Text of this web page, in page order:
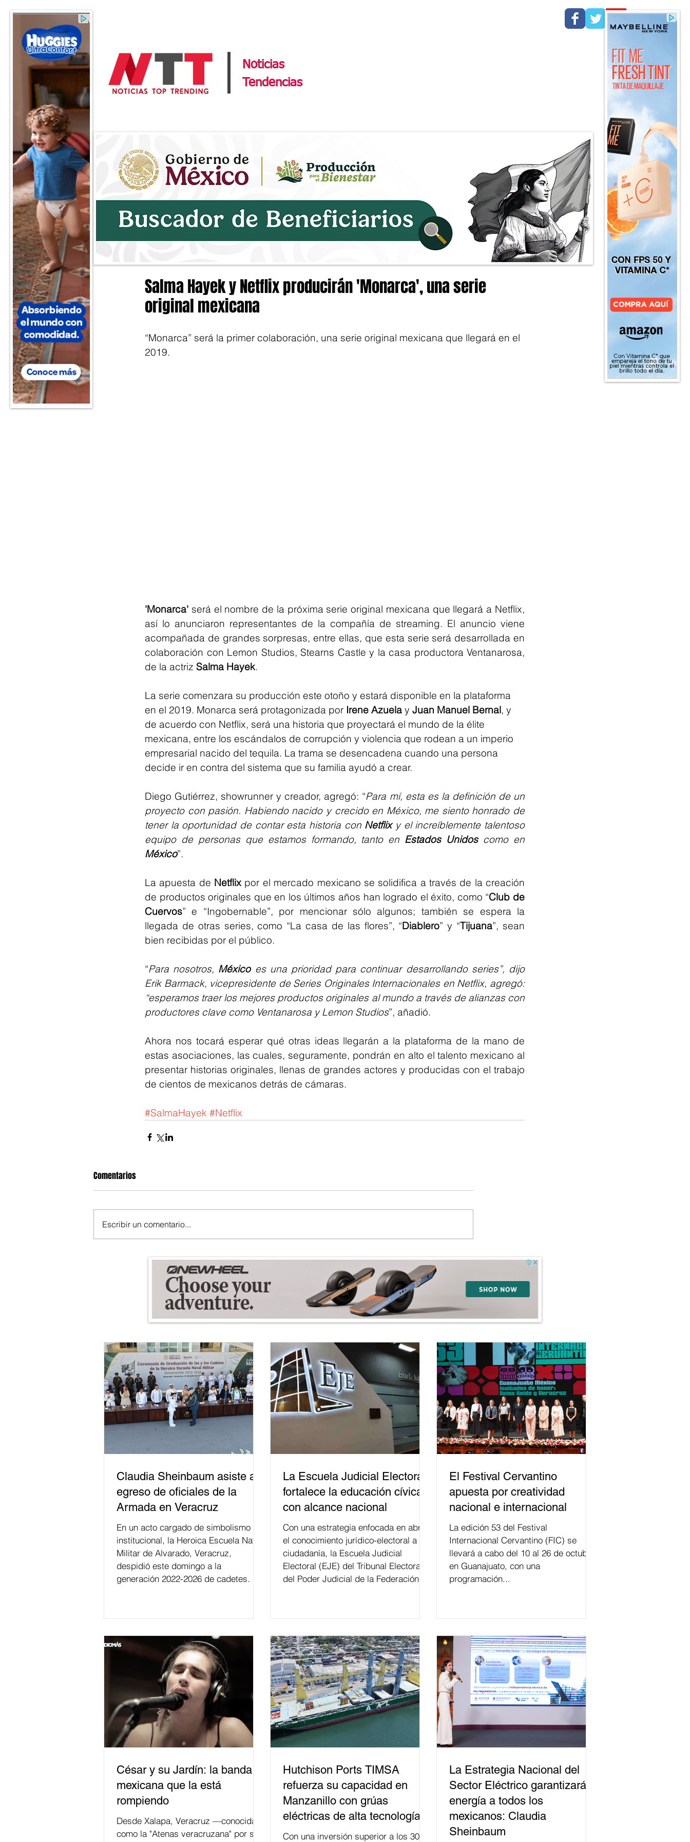
Noticias
Tendencias
Salma Hayek y Netflix producirán 'Monarca', una serie
original mexicana
“Monarca” será la primer colaboración, una serie original mexicana que llegará en el
2019.
'Monarca' será el nombre de la próxima serie original mexicana que llegará a Netflix,
así lo anunciaron representantes de la compañía de streaming. El anuncio viene
acompañada de grandes sorpresas, entre ellas, que esta serie será desarrollada en
colaboración con Lemon Studios, Stearns Castle y la casa productora Ventanarosa,
de la actriz Salma Hayek.
La serie comenzara su producción este otoño y estará disponible en la plataforma
en el 2019. Monarca será protagonizada por Irene Azuela y Juan Manuel Bernal, y
de acuerdo con Netflix, será una historia que proyectará el mundo de la élite
mexicana, entre los escándalos de corrupción y violencia que rodean a un imperio
empresarial nacido del tequila. La trama se desencadena cuando una persona
decide ir en contra del sistema que su familia ayudó a crear.
Diego Gutiérrez, showrunner y creador, agregó: “Para mí, esta es la definición de un
proyecto con pasión. Habiendo nacido y crecido en México, me siento honrado de
tener la oportunidad de contar esta historia con Netflix y el increíblemente talentoso
equipo de personas que estamos formando, tanto en Estados Unidos
México”.
La apuesta de Netflix por el mercado mexicano se solidifica a través de la creación
de productos originales que en los últimos años han logrado el éxito, como “Club de
Cuervos” e “Ingobernable”, por mencionar sólo algunos; también se espera la
llegada de otras series, como “La casa de las flores”, “Diablero” y “Tijuana”, sean
bien recibidas por el público.
“Para nosotros, México es una prioridad para continuar desarrollando series”, dijo
Erik Barmack, vicepresidente de Series Originales Internacionales en Netflix, agregó:
“esperamos traer los mejores productos originales al mundo a través de alianzas con
productores clave como Ventanarosa y Lemon Studios”, añadió.
Ahora nos tocará esperar qué otras ideas llegarán a la plataforma de la mano de
estas asociaciones, las cuales, seguramente, pondrán en alto el talento mexicano al
presentar historias originales, llenas de grandes actores y producidas con el trabajo
de cientos de mexicanos detrás de cámaras.
#SalmaHayek #Netflix
Comentarios
Escribir un comentario...
Claudia Sheinbaum asiste a
egreso de oficiales de la
Armada en Veracruz
En un acto cargado de simbolismo
institucional, la Heroica Escuela Naval
Militar de Alvarado, Veracruz,
despidió este domingo a la
generación 2022-2026 de cadetes.
La Escuela Judicial Electoral
fortalece la educación cívica
con alcance nacional
Con una estrategia enfocada en abrir
el conocimiento jurídico-electoral a la
ciudadanía, la Escuela Judicial
Electoral (EJE) del Tribunal Electoral
del Poder Judicial de la Federación ha
relacionados con la democracia y el
del papel que ha asumido la EJE en la
difusión de la justicia electoral como
un bien público. La mayor parte de las
personas capacitadas no forma
El Festival Cervantino
apuesta por creatividad
nacional e internacional
La edición 53 del Festival
Internacional Cervantino (FIC) se
llevará a cabo del 10 al 26 de octubre
en Guanajuato, con una
programación...
César y su Jardín: la banda
mexicana que la está
rompiendo
Desde Xalapa, Veracruz —conocida
como la "Atenas veracruzana" por su
Hutchison Ports TIMSA
refuerza su capacidad en
Manzanillo con grúas
eléctricas de alta tecnología
Con una inversión superior a los 300
La Estrategia Nacional del
Sector Eléctrico garantizará
energía a todos los
mexicanos: Claudia
Sheinbaum